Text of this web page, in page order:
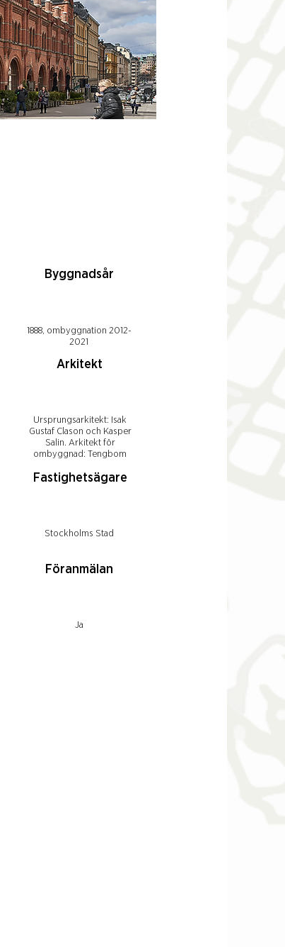
Byggnadsår
1888, ombyggnation 2012-
2021
Arkitekt
Ursprungsarkitekt: Isak
Gustaf Clason och Kasper
Salin. Arkitekt för
ombyggnad: Tengbom
Fastighetsägare
Stockholms Stad
Föranmälan
Ja